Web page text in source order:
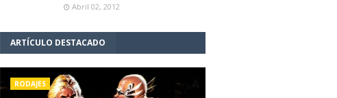
Abril 02, 2012
ARTÍCULO DESTACADO
RODAJES